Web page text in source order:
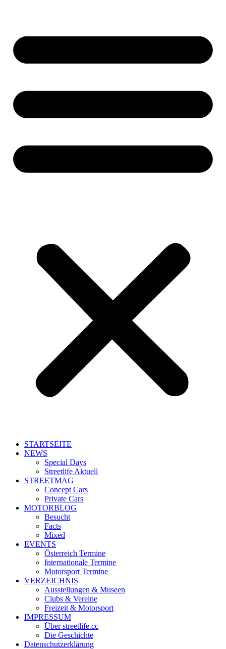
STARTSEITE
NEWS
Special Days
Streetlife Aktuell
STREETMAG
Concept Cars
Private Cars
MOTORBLOG
Besucht
Facts
Mixed
EVENTS
Österreich Termine
Internationale Termine
Motorsport Termine
VERZEICHNIS
Ausstellungen & Museen
Clubs & Vereine
Freizeit & Motorsport
IMPRESSUM
Über streetlife.cc
Die Geschichte
Datenschutzerklärung